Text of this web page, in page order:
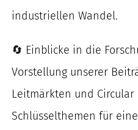
industriellen Wandel.
🔄 Einblicke in die
Vorstellung unserer
Leitmärkten und Circular
Schlüsselthemen für